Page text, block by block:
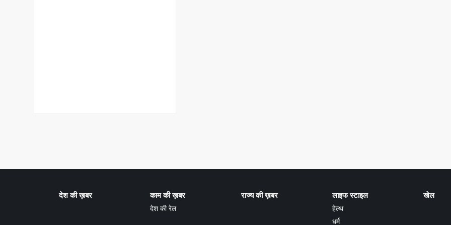
देश की ख़बर काम की ख़बर
देश की रेल
राज्य की ख़बर लाइफ स्टाइल
हेल्थ
धर्म
खेल